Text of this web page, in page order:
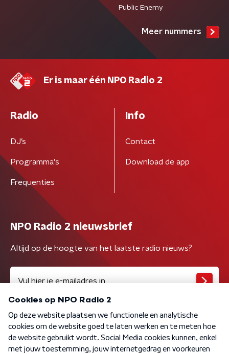
Public Enemy
Meer nummers
Er is maar één NPO Radio 2
Radio
DJ’s
Programma's
Frequenties
Info
Contact
Download de app
NPO Radio 2 nieuwsbrief
Altijd op de hoogte van het laatste radio nieuws?
Algemene voorwaarden